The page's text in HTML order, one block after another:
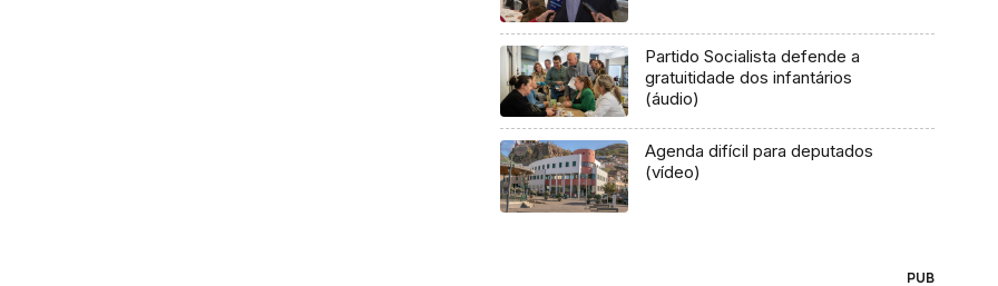
Partido Socialista defende a
gratuitidade dos infantários
(áudio)
Agenda difícil para deputados
(vídeo)
PUB